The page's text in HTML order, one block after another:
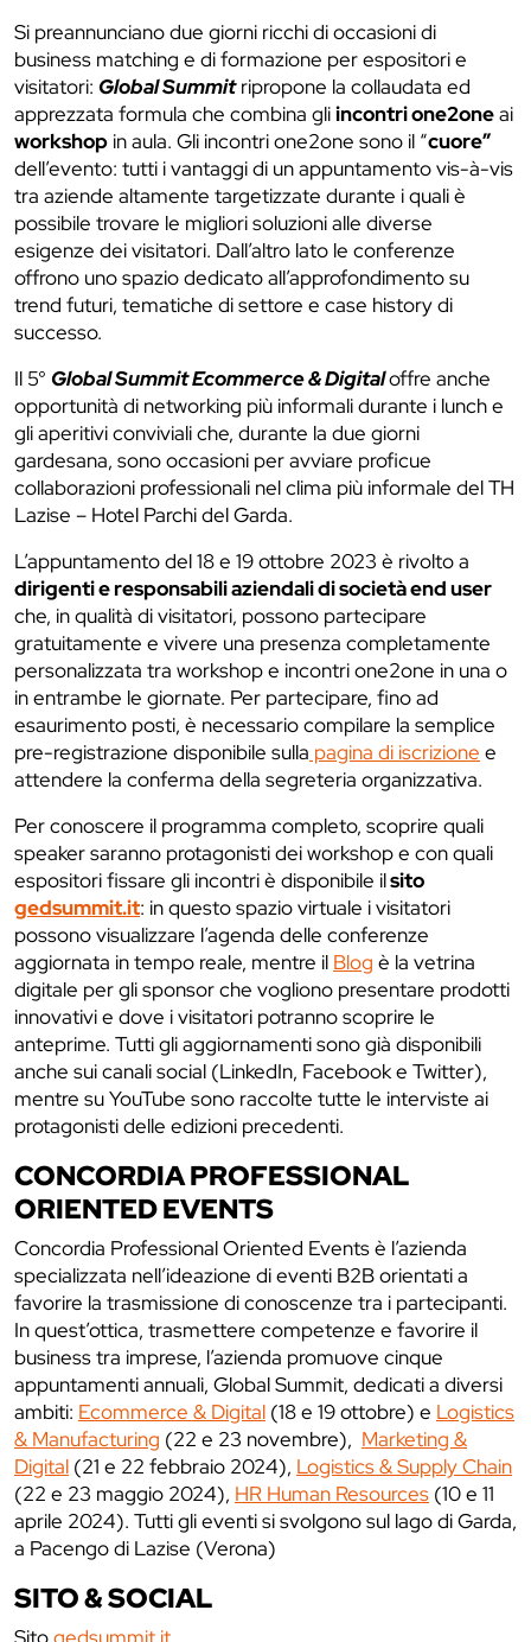
Si preannunciano due giorni ricchi di occasioni di
business matching e di formazione per espositori e
visitatori: Global Summitripropone la collaudata ed
apprezzata formula che combina gliincontri one2oneai
workshop in aula. Gli incontri one2one sono il “cuore”
dell’evento: tutti i vantaggi di un appuntamento vis-à-vis
tra aziende altamente targetizzate durante i quali è
possibile trovare le migliori soluzioni alle diverse
esigenze dei visitatori. Dall’altro lato le conferenze
offrono uno spazio dedicato all’approfondimento su
trend futuri, tematiche di settore e case history di
successo.
Il 5° Global Summit Ecommerce & Digitaloffre anche
opportunità di networking più informali durante i lunch e
gli aperitivi conviviali che, durante la due giorni
gardesana, sono occasioni per avviare proficue
collaborazioni professionali nel clima più informale del TH
Lazise – Hotel Parchi del Garda.
L’appuntamento del 18 e 19 ottobre 2023 è rivolto a
dirigenti e responsabili aziendali di società end user
che, in qualità di visitatori, possono partecipare
gratuitamente e vivere una presenza completamente
personalizzata tra workshop e incontri one2one in una o
in entrambe le giornate. Per partecipare, fino ad
esaurimento posti, è necessario compilare la semplice
pre-registrazione disponibile sulla pagina di iscrizione e
attendere la conferma della segreteria organizzativa.
Per conoscere il programma completo, scoprire quali
speaker saranno protagonisti dei workshop e con quali
espositori fissare gli incontri è disponibile ilsito
gedsummit.it: in questo spazio virtuale i visitatori
possono visualizzare l’agenda delle conferenze
aggiornata in tempo reale, mentre il Blog è la vetrina
digitale per gli sponsor che vogliono presentare prodotti
innovativi e dove i visitatori potranno scoprire le
anteprime. Tutti gli aggiornamenti sono già disponibili
anche sui canali social (LinkedIn, Facebook e Twitter),
mentre su YouTube sono raccolte tutte le interviste ai
protagonisti delle edizioni precedenti.
CONCORDIA PROFESSIONAL
ORIENTED EVENTS
Concordia Professional Oriented Events è l’azienda
specializzata nell’ideazione di eventi B2B orientati a
favorire la trasmissione di conoscenze tra i partecipanti.
In quest’ottica, trasmettere competenze e favorire il
business tra imprese, l’azienda promuove cinque
appuntamenti annuali, Global Summit, dedicati a diversi
ambiti: Ecommerce & Digital (18 e 19 ottobre) e Logistics
& Manufacturing (22 e 23 novembre), Marketing &
Digital (21 e 22 febbraio 2024), Logistics & Supply Chain
(22 e 23 maggio 2024), HR Human Resources (10 e 11
aprile 2024). Tutti gli eventi si svolgono sul lago di Garda,
a Pacengo di Lazise (Verona)
SITO & SOCIAL